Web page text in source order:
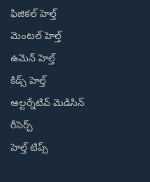
ఫిజికల్ హెల్త్
మెంటల్ హెల్త్
ఉమెన్ హెల్త్
కిడ్స్ హెల్త్
ఆల్టర్నేటివ్ మెడిసిన్
రీసెర్చ్
హెల్త్‌ టిప్స్‌